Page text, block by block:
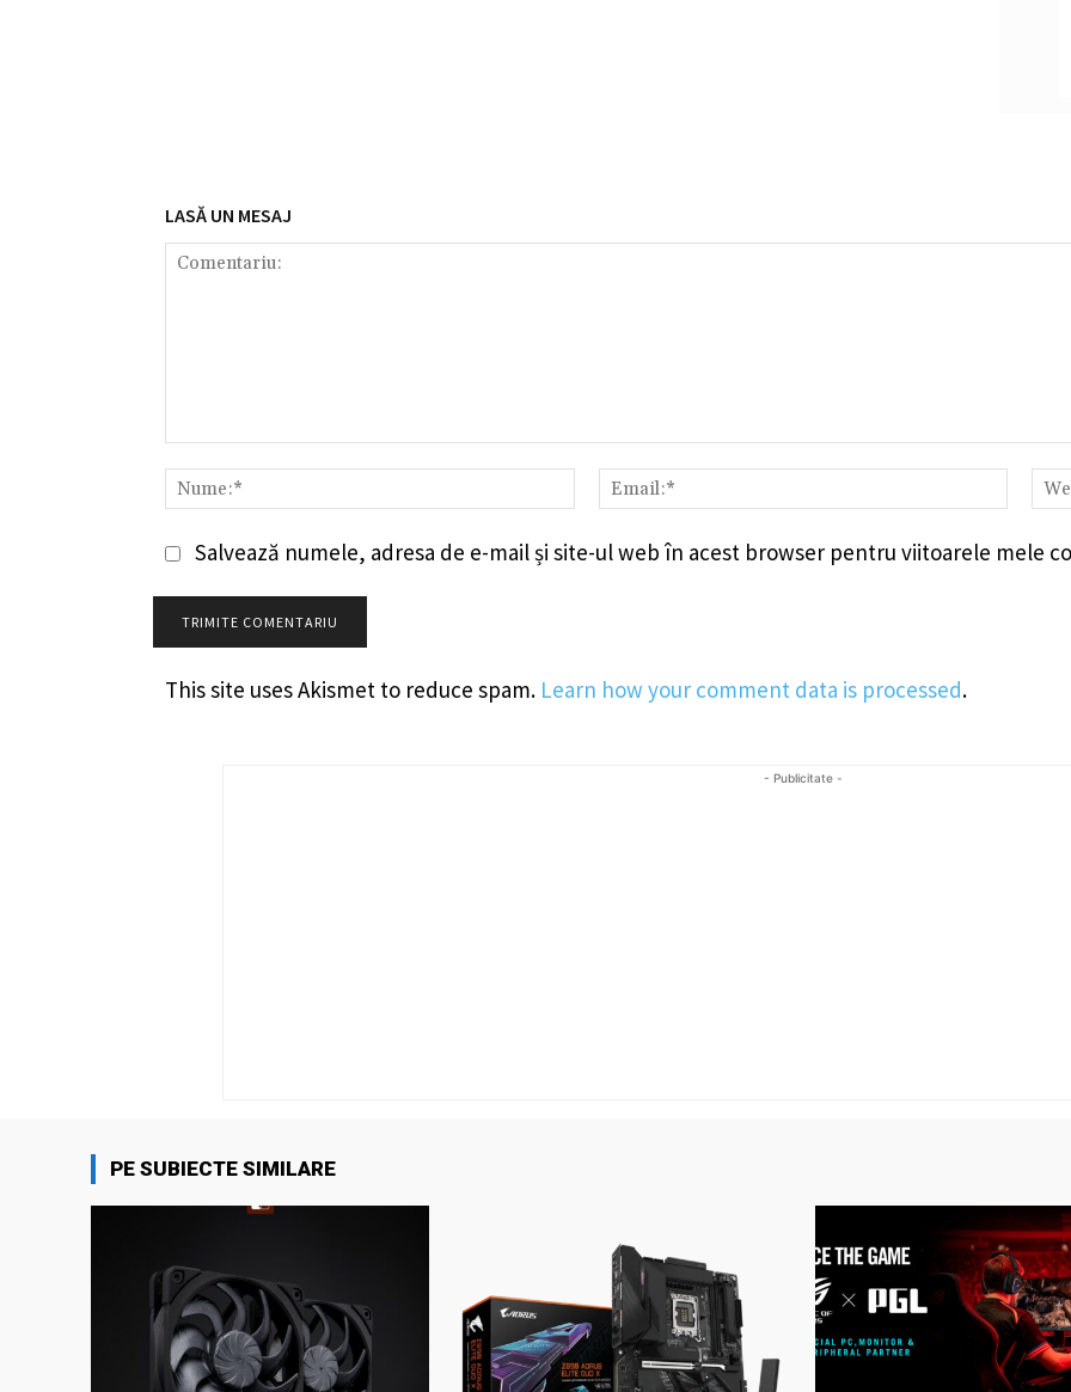
LASĂ UN MESAJ
Nume:*
Salvează numele, adresa de e-mail și site-ul web în acest browser pentru viitoarele mele
This site uses Akismet to reduce spam. Learn how your comment data is processed.
- Publicitate -
PE SUBIECTE SIMILARE